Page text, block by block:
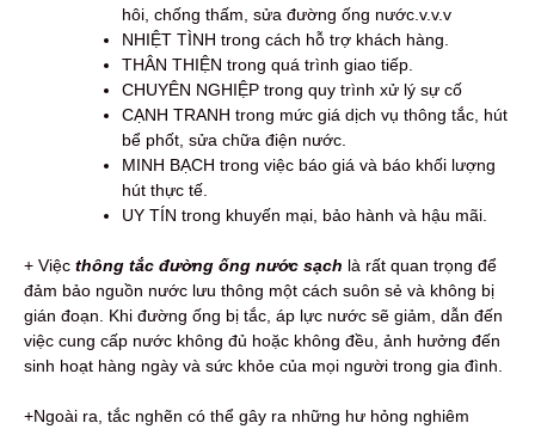
hôi, chống thấm, sửa đường ống nước.v.v.v
NHIỆT TÌNH trong cách hỗ trợ khách hàng.
THÂN THIỆN trong quá trình giao tiếp.
CHUYÊN NGHIỆP trong quy trình xử lý sự cố
CẠNH TRANH trong mức giá dịch vụ thông tắc, hút
bể phốt, sửa chữa điện nước.
MINH BẠCH trong việc báo giá và báo khối lượng
hút thực tế.
UY TÍN trong khuyến mại, bảo hành và hậu mãi.
+ Việc thông tắc đường ống nước sạch là rất quan trọng để
đảm bảo nguồn nước lưu thông một cách suôn sẻ và không bị
gián đoạn. Khi đường ống bị tắc, áp lực nước sẽ giảm, dẫn đến
việc cung cấp nước không đủ hoặc không đều, ảnh hưởng đến
sinh hoạt hàng ngày và sức khỏe của mọi người trong gia đình.
+Ngoài ra, tắc nghẽn có thể gây ra những hư hỏng nghiêm